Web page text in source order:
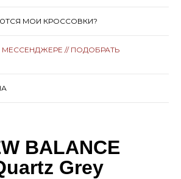
МОИ КРОССОВКИ?
// ПОДОБРАТЬ
BALANCE
Grey